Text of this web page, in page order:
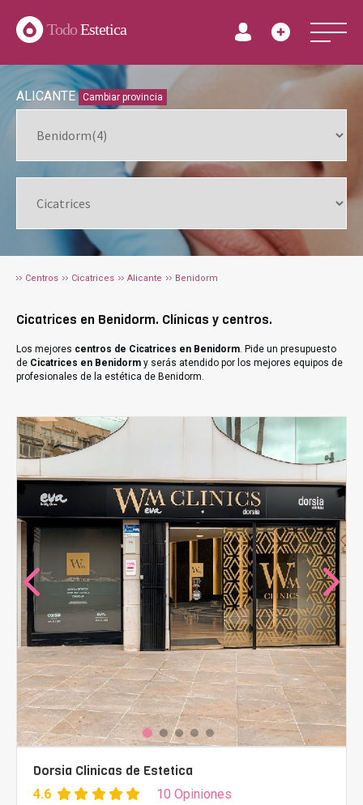
TodoEstetica
ALICANTE Cambiar provincia
Centros Cicatrices Alicante Benidorm
Cicatrices en Benidorm. Clínicas y centros.
Los mejores centros de Cicatrices en Benidorm. Pide un presupuesto
de Cicatrices en Benidorm y serás atendido por los mejores equipos de
profesionales de la estética de Benidorm.
Dorsia Clinicas de Estetica
4.6 10 Opiniones